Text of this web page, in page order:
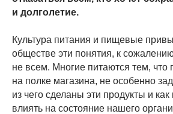
и долголетие.
Культура питания и пищевые
обществе эти понятия, к
не всем. Многие питаются тем, что
на полке магазина, не особенно
из чего сделаны эти продукты и как
влиять на состояние нашего